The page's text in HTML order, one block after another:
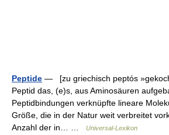
Peptide — [zu griechisch peptós
Peptid das, (e)s, aus Aminosäuren
Peptidbindungen verknüpfte lineare
Größe, die in der Natur weit verbreitet
Anzahl der in… …
Universal-Lexikon